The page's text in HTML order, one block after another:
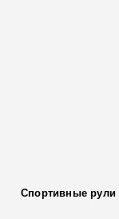
Спортивные рули